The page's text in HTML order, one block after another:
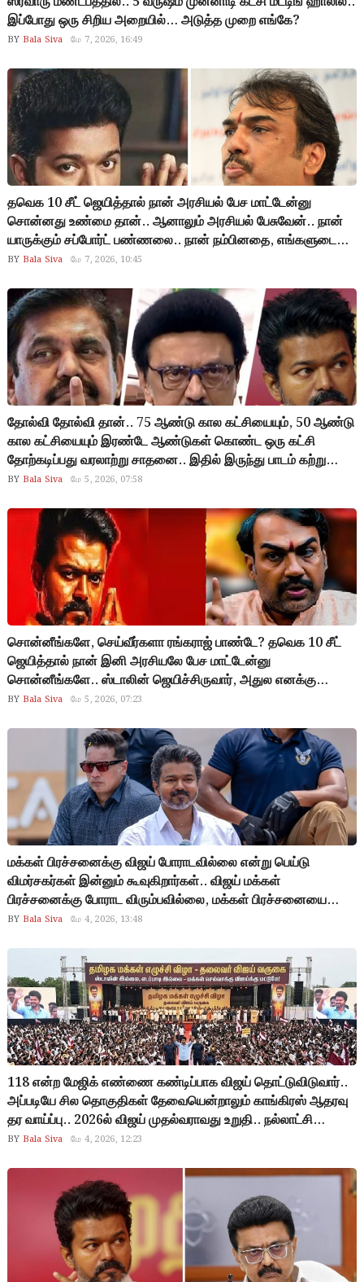
இப்போது ஒரு சிறிய அறையில்… அடுத்த முறை எங்கே?
BY Bala Siva மே 7, 2026, 16:49
தவெக 10 சீட் ஜெயித்தால் நான் அரசியல் பேச மாட்டேன்னு
சொன்னது உண்மை தான்.. ஆனாலும் அரசியல் பேசுவேன்.. நான்
யாருக்கும் சப்போர்ட் பண்ணலை.. நான் நம்பினதை, எங்களுடைய
சர்வே சொன்னதை தான் சொன்னேன்.. விஜய்யின் தம்பிகள்
பாண்டே விளக்கம்…!
BY Bala Siva மே 7, 2026, 10:45
தோல்வி தோல்வி தான்.. 75 ஆண்டு கால கட்சியையும், 50 ஆண்டு
கால கட்சியையும் இரண்டே ஆண்டுகள் கொண்ட ஒரு கட்சி
தோற்கடிப்பது வரலாற்று சாதனை.. இதில் இருந்து பாடம் கற்று
கொண்டால் மீண்டு வர வழியுண்டு.. இல்லையேல் இந்த தோல்வி
BY Bala Siva மே 5, 2026, 07:58
சொன்னீங்களே, செய்வீர்களா ரங்கராஜ் பாண்டே? தவெக 10 சீட்
ஜெயித்தால் நான் இனி அரசியலே பேச மாட்டேன்னு
சொன்னீங்களே.. ஸ்டாலின் ஜெயிச்சிருவார், அதுல எனக்கு
டவுட்டே இல்லைன்னு சொன்னீங்களே.. விஜய் முதல்வராகவும்
சொன்னீங்களே.. மக்கள் மனநிலையை புரிந்து கொள்ள முடியாத
நீங்கள் எல்லாம் ஒரு பத்திரிகையாளரா? பொதுமக்கள் கேள்வி..!
BY Bala Siva மே 5, 2026, 07:23
மக்கள் பிரச்சனைக்கு விஜய் போராடவில்லை என்று பெய்டு
விமர்சகர்கள் இன்னும் கூவுகிறார்கள்.. விஜய் மக்கள்
பிரச்சனைக்கு போராட விரும்பவில்லை, மக்கள் பிரச்சனையை
தீர்க்க விரும்புகிறார்.. எந்த போராட்டத்திலும் எதுவும் மாறாது..
அதை ஆட்சிக்கு வந்து செய்ய வேண்டும்.. அதைவிட்டுவிட்டு
போராடவில்லை, மக்களை சந்திக்கவில்லை என்று கூறுவது தான்
மக்களை ஏமாற்றும் செயல்.
BY Bala Siva மே 4, 2026, 13:48
118 என்ற மேஜிக் எண்ணை கண்டிப்பாக விஜய் தொட்டுவிடுவார்..
அப்படியே சில தொகுதிகள் தேவையென்றாலும் காங்கிரஸ் ஆதரவு
தர வாய்ப்பு.. 2026ல் விஜய் முதல்வராவது உறுதி.. நல்லாட்சி
கொடுத்தால் அடுத்த 25 ஆண்டுக்கு அவர் தான் சிஎம்…
BY Bala Siva மே 4, 2026, 12:23